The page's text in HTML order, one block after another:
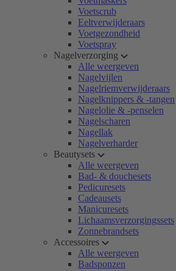
Voetscrub
Eeltverwijderaars
Voetgezondheid
Voetspray
Nagelverzorging
Alle weergeven
Nagelvijlen
Nagelriemverwijderaars
Nagelknippers & -tangen
Nagelolie & -penselen
Nagelscharen
Nagellak
Nagelverharder
Beautysets
Alle weergeven
Bad- & douchesets
Pedicuresets
Cadeausets
Manicuresets
Lichaamsverzorgingssets
Zonnebrandsets
Accessoires
Alle weergeven
Badsponzen